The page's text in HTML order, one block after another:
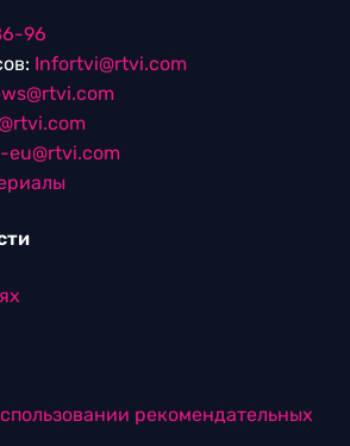
96
Infortvi@rtvi.com
eu@rtvi.com
рекомендательных